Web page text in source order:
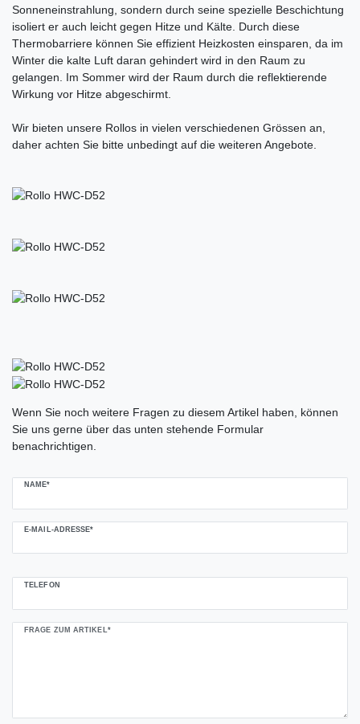
Sonneneinstrahlung, sondern durch seine spezielle Beschichtung
isoliert er auch leicht gegen Hitze und Kälte. Durch diese
Thermobarriere können Sie effizient Heizkosten einsparen, da im
Winter die kalte Luft daran gehindert wird in den Raum zu
gelangen. Im Sommer wird der Raum durch die reflektierende
Wirkung vor Hitze abgeschirmt.
Wir bieten unsere Rollos in vielen verschiedenen Grössen an,
daher achten Sie bitte unbedingt auf die weiteren Angebote.
Wenn Sie noch weitere Fragen zu diesem Artikel haben, können
Sie uns gerne über das unten stehende Formular
benachrichtigen.
NAME*
E-MAIL-ADRESSE*
TELEFON
FRAGE ZUM ARTIKEL*